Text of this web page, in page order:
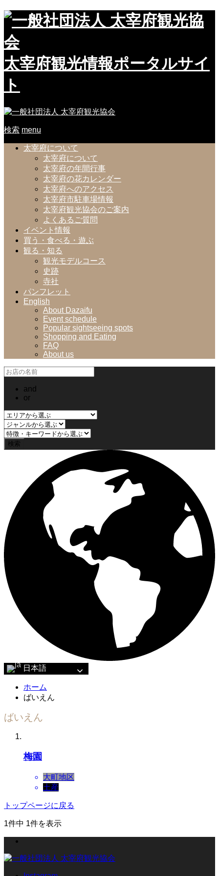
太宰府観光情報ポータルサイ
ト
検索 menu
太宰府について
太宰府について
太宰府の年間行事
太宰府の花カレンダー
太宰府へのアクセス
太宰府市駐車場情報
太宰府観光協会のご案内
よくあるご質問
イベント情報
買う・食べる・遊ぶ
観る・知る
観光モデルコース
史跡
寺社
パンフレット
English
About Dazaifu
Event schedule
Popular sightseeing spots
Shopping and Eating
FAQ
About us
and
or
日本語
ホーム
ばいえん
ばいえん
梅園
大町地区
土産
トップページに戻る
1件中 1件を表示